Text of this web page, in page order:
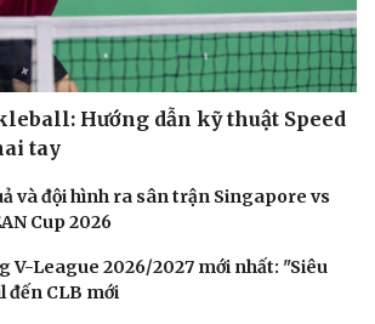
Giải trí
Sao Việt
Hướng dẫn kỹ thuật Speed
tay
và đội hình ra sân trận Singapore vs
Cup 2026
V-League 2026/2027 mới nhất: "Siêu
đến CLB mới